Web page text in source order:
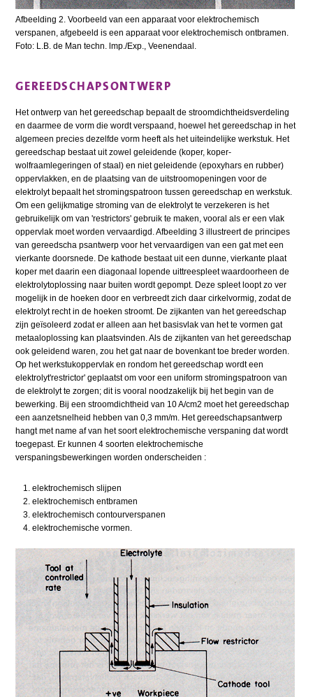
Afbeelding 2. Voorbeeld van een apparaat voor elektrochemisch
verspanen, afgebeeld is een apparaat voor elektrochemisch ontbramen.
Foto: L.B. de Man techn. lmp./Exp., Veenendaal.
GEREEDSCHAPSONTWERP
Het ontwerp van het gereedschap bepaalt de stroomdichtheidsverdeling
en daarmee de vorm die wordt verspaand, hoewel het gereedschap in het
algemeen precies dezelfde vorm heeft als het uiteindelijke werkstuk. Het
gereedschap bestaat uit zowel geleidende (koper, koper-
wolfraamlegeringen of staal) en niet geleidende (epoxyhars en rubber)
oppervlakken, en de plaatsing van de uitstroomopeningen voor de
elektrolyt bepaalt het stromingspatroon tussen gereedschap en werkstuk.
Om een gelijkmatige stroming van de elektrolyt te verzekeren is het
gebruikelijk om van 'restrictors' gebruik te maken, vooral als er een vlak
oppervlak moet worden vervaardigd. Afbeelding 3 illustreert de principes
van gereedscha psantwerp voor het vervaardigen van een gat met een
vierkante doorsnede. De kathode bestaat uit een dunne, vierkante plaat
koper met daarin een diagonaal lopende uittreespleet waardoorheen de
elektrolytoplossing naar buiten wordt gepompt. Deze spleet loopt zo ver
mogelijk in de hoeken door en verbreedt zich daar cirkelvormig, zodat de
elektrolyt recht in de hoeken stroomt. De zijkanten van het gereedschap
zijn geïsoleerd zodat er alleen aan het basisvlak van het te vormen gat
metaaloplossing kan plaatsvinden. Als de zijkanten van het gereedschap
ook geleidend waren, zou het gat naar de bovenkant toe breder worden.
Op het werkstukoppervlak en rondom het gereedschap wordt een
elektrolyt'restrictor' geplaatst om voor een uniform stromingspatroon van
de elektrolyt te zorgen; dit is vooral noodzakelijk bij het begin van de
bewerking. Bij een stroomdichtheid van 10 A/cm2 moet het gereedschap
een aanzetsnelheid hebben van 0,3 mm/m. Het gereedschapsantwerp
hangt met name af van het soort elektrochemische verspaning dat wordt
toegepast. Er kunnen 4 soorten elektrochemische
verspaningsbewerkingen worden onderscheiden :
elektrochemisch slijpen
elektrochemisch entbramen
elektrochemisch contourverspanen
elektrochemische vormen.